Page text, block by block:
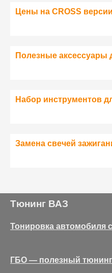
Цены на CROSS
Полезные аксессуары
Набор инструментов
Замена свечей
Тюнинг ВАЗ
Тонировка автомобиля
ГБО — полезный